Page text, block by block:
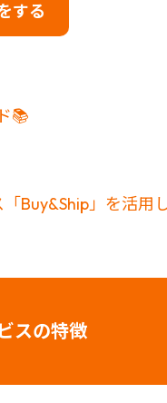
する
📚
Buy&Ship」を活用
スの特徴